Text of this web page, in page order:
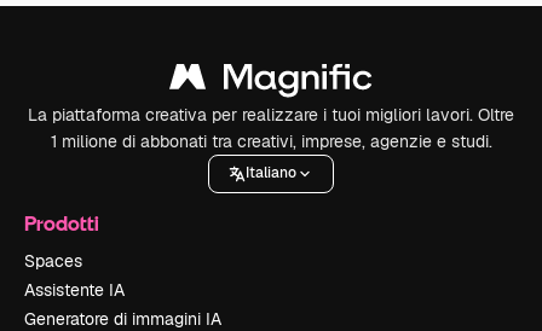
La piattaforma creativa per realizzare i tuoi migliori lavori. Oltre
1 milione di abbonati tra creativi, imprese, agenzie e studi.
Italiano
Prodotti
Spaces
Assistente IA
Generatore di immagini IA